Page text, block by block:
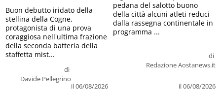
di
Davide Pellegrino
il 06/08/2026
Buon debutto iridato della
stellina della Cogne,
protagonista di una prova
coraggiosa nell'ultima frazione
della seconda batteria della
staffetta mist...
di
Redazione Aostanews.it
il 06/08/2026
pedana del salotto buono
della città alcuni atleti reduci
dalla rassegna continentale in
programma ...